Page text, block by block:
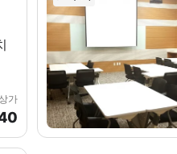
가